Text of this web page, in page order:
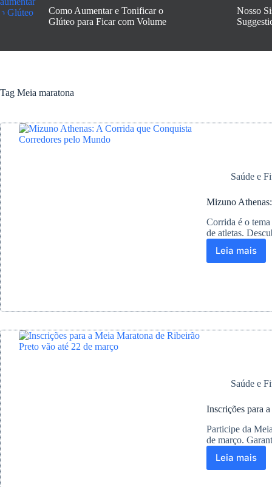
Como Aumentar e Tonificar o
Glúteo para Ficar com Volume
Nosso
Tag Meia maratona
Saúde e
Mizuno
Corrida é o
de atletas.
Leia mais
Mizuno
Saúde e
Inscrições para
Participe da
de março.
Leia mais